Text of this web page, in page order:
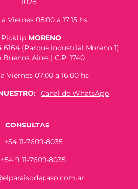
1028
Viernes 08:00 a 17:15 hs
PickUp MORENO:
6164 (Parque industrial Moreno 1)
Buenos Aires | C.P. 1740
Viernes 07:00 a 16:00 hs
Canal de WhatsApp
CONSULTAS
+54 11-7609-8035
+54 9 11-7609-8035